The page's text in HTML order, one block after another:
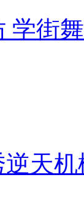
学街
天机